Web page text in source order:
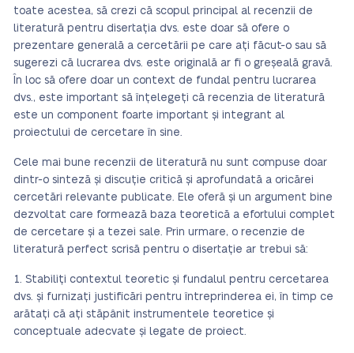
toate acestea, să crezi că scopul principal al recenzii de
literatură pentru disertația dvs. este doar să ofere o
prezentare generală a cercetării pe care ați făcut-o sau să
sugerezi că lucrarea dvs. este originală ar fi o greșeală gravă.
În loc să ofere doar un context de fundal pentru lucrarea
dvs., este important să înțelegeți că recenzia de literatură
este un component foarte important și integrant al
proiectului de cercetare în sine.
Cele mai bune recenzii de literatură nu sunt compuse doar
dintr-o sinteză și discuție critică și aprofundată a oricărei
cercetări relevante publicate. Ele oferă și un argument bine
dezvoltat care formează baza teoretică a efortului complet
de cercetare și a tezei sale. Prin urmare, o recenzie de
literatură perfect scrisă pentru o disertație ar trebui să:
Stabiliți contextul teoretic și fundalul pentru cercetarea
dvs. și furnizați justificări pentru întreprinderea ei, în timp ce
arătați că ați stăpânit instrumentele teoretice și
conceptuale adecvate și legate de proiect.